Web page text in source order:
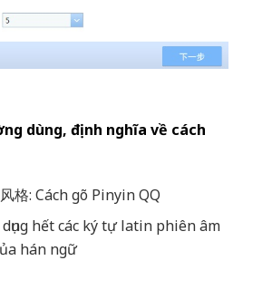
dùng, định nghĩa về cách
格: Cách gõ Pinyin QQ
dụng hết các ký tự latin phiên âm
hán ngữ